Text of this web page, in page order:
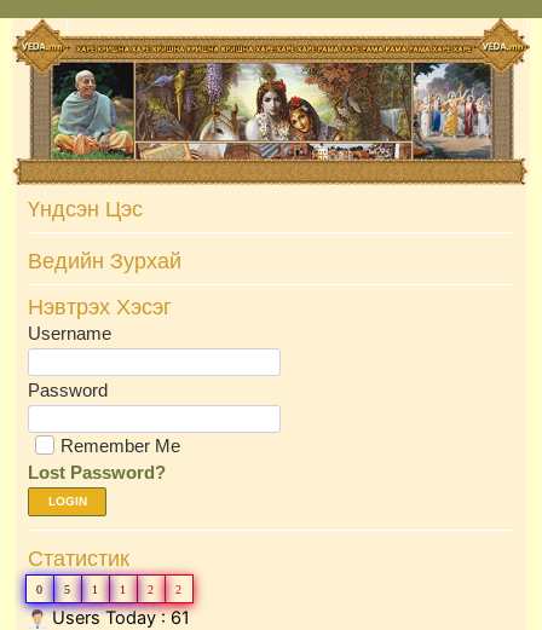
Skip
to
content
Үндсэн Цэс
Ведийн Зурхай
Нэвтрэх Хэсэг
Username
Password
Remember Me
Lost Password?
LOGIN
Статистик
0 5 1 1 2 2
Users Today : 61